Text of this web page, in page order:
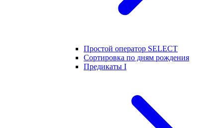
Простой оператор SELECT
Сортировка по дням рождения
Предикаты I